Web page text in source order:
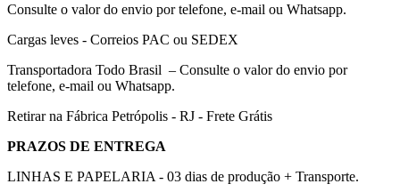
Consulte o valor do envio por telefone, e-mail ou Whatsapp.
Cargas leves - Correios PAC ou SEDEX
Transportadora Todo Brasil – Consulte o valor do envio por
telefone, e-mail ou Whatsapp.
Retirar na Fábrica Petrópolis - RJ - Frete Grátis
PRAZOS DE ENTREGA
LINHAS E PAPELARIA - 03 dias de produção + Transporte.